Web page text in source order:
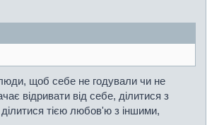
щоб себе не годували чи не
відривати від себе, ділитися з
тією любов'ю з іншими,